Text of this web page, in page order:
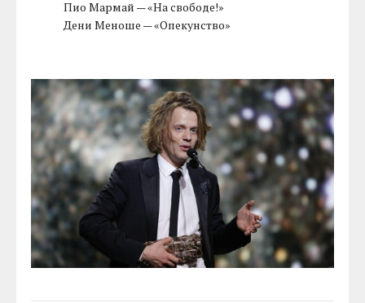
Пио Мармай — «На свободе!»
Дени Меноше — «Опекунство»